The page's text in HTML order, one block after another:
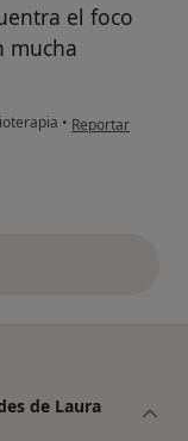
el foco
mucha
• en opinión del
Reportar
anteriores
de Laura